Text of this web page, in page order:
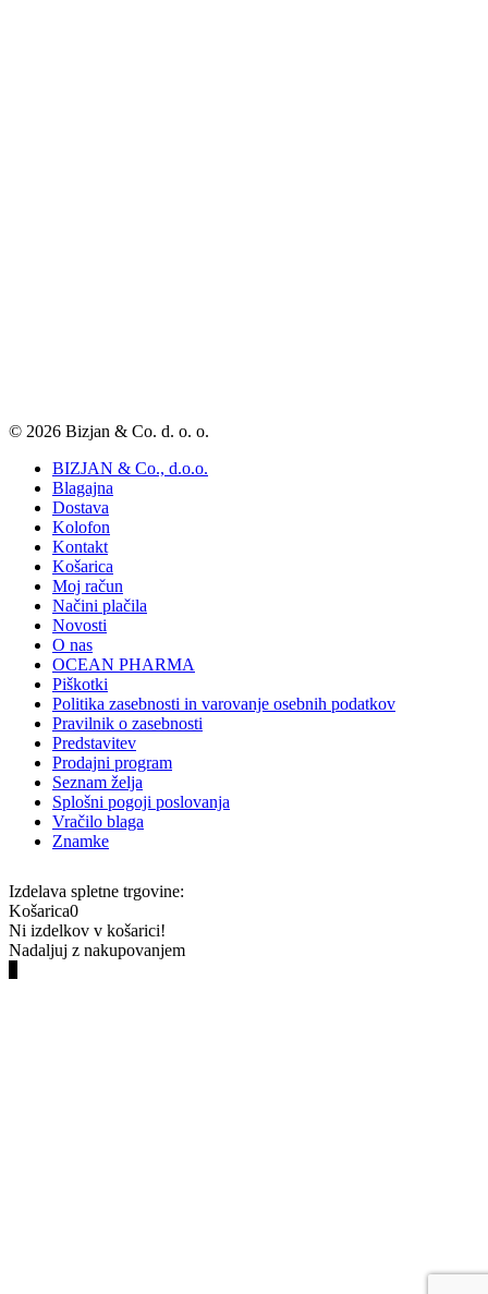
© 2026 Bizjan & Co. d. o. o.
BIZJAN & Co., d.o.o.
Blagajna
Dostava
Kolofon
Kontakt
Košarica
Moj račun
Načini plačila
Novosti
O nas
OCEAN PHARMA
Piškotki
Politika zasebnosti in varovanje osebnih podatkov
Pravilnik o zasebnosti
Predstavitev
Prodajni program
Seznam želja
Splošni pogoji poslovanja
Vračilo blaga
Znamke
Izdelava spletne trgovine:
Košarica0
Ni izdelkov v košarici!
Nadaljuj z nakupovanjem